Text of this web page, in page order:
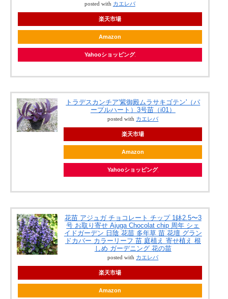
posted with カエレバ
楽天市場
Amazon
Yahooショッピング
トラデスカンチア'紫御殿ムラサキゴテン'（パ
ープルハート）3号苗（i01）
posted with カエレバ
楽天市場
Amazon
Yahooショッピング
花苗 アジュガ チョコレート チップ 1鉢2.5〜3
号 お取り寄せ Ajuga Chocolat chip 周年 シェ
イドガーデン 日陰 花苗 多年草 苗 花壇 グラン
ドカバー カラーリーフ 苗 庭植え 寄せ植え 根
しめ ガーデニング 花の苗
posted with カエレバ
楽天市場
Amazon